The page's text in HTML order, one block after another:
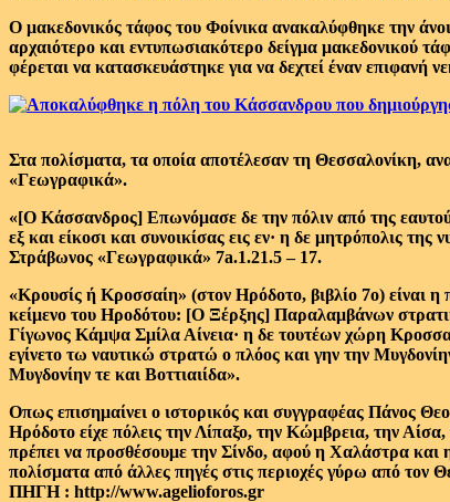
Ο μακεδονικός τάφος του Φοίνικα ανακαλύφθηκε την
αρχαιότερο και εντυπωσιακότερο δείγμα μακεδονικού
φέρεται να κατασκευάστηκε για να δεχτεί έναν επιφανή
Στα πολίσματα, τα οποία αποτέλεσαν τη Θεσσαλονίκη,
«Γεωγραφικά».
«[Ο Κάσσανδρος] Επωνόμασε δε την πόλιν από της
εξ και είκοσι και συνοικίσας εις εν· η δε μητρόπολις
Στράβωνος «Γεωγραφικά» 7a.1.21.5 – 17.
«Κρουσίς ή Κροσσαίη» (στον Ηρόδοτο, βιβλίο 7ο) είναι
κείμενο του Ηροδότου: [Ο Ξέρξης] Παραλαμβάνων
Γίγωνος Κάμψα Σμίλα Αίνεια· η δε τουτέων χώρη
εγίνετο τω ναυτικώ στρατώ ο πλόος και γην την
Μυγδονίην τε και Βοττιαιίδα».
Οπως επισημαίνει ο ιστορικός και συγγραφέας Πάνος
Ηρόδοτο είχε πόλεις την Λίπαξο, την Κώμβρεια, την
πρέπει να προσθέσουμε την Σίνδο, αφού η Χαλάστρα και
πολίσματα από άλλες πηγές στις περιοχές γύρω από τον
ΠΗΓΗ : http://www.agelioforos.gr